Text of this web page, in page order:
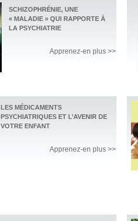
SCHIZOPHRÉNIE, UNE
« MALADIE » QUI RAPPORTE À
LA PSYCHIATRIE
Apprenez-en plus >>
LES MÉDICAMENTS
PSYCHIATRIQUES ET L’AVENIR DE
VOTRE ENFANT
Apprenez-en plus >>